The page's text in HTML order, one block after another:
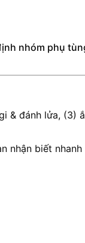
nhóm phụ
& đánh lửa, (3)
nhận biết